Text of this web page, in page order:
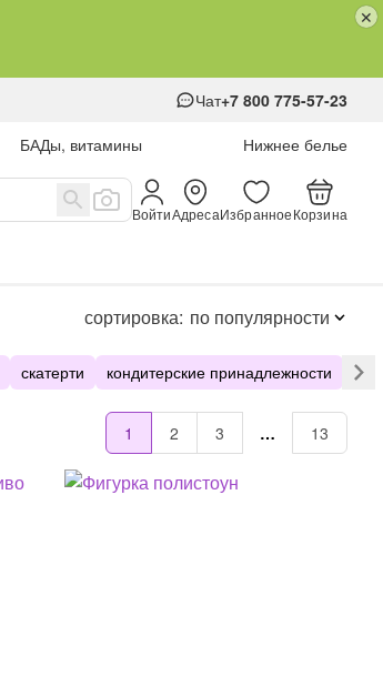
Чат+7 800 775-57-23
БАДы, витамины Нижнее белье
ВойтиАдресаИзбранноеКорзина
сортировка: по популярности
скатерти кондитерские принадлежности
1 2 3 … 13